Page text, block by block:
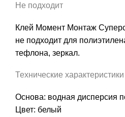
Не подходит
Клей Момент Монтаж
не подходит для
тефлона, зеркал.
Технические характеристики
Основа: водная дисперсия
Цвет: белый